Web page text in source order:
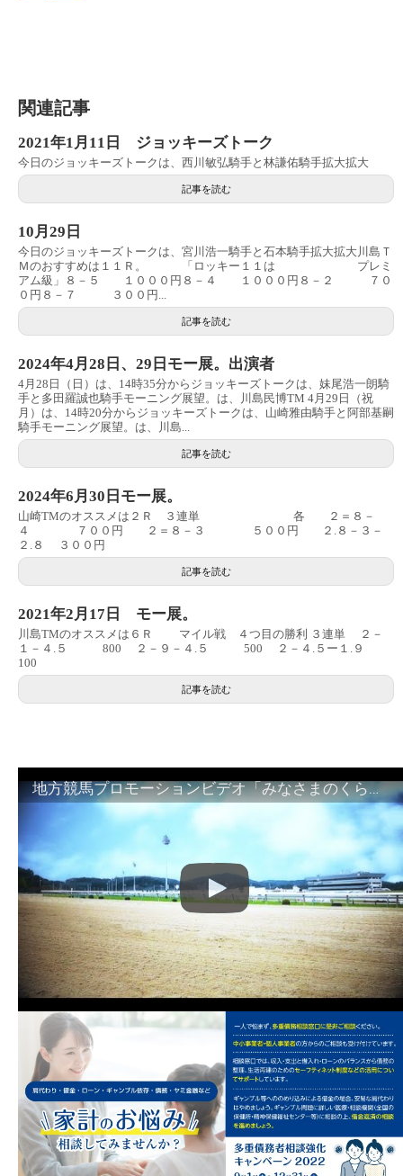
関連記事
2021年1月11日 ジョッキーズトーク
今日のジョッキーズトークは、西川敏弘騎手と林謙佑騎手拡大拡大
記事を読む
10月29日
今日のジョッキーズトークは、宮川浩一騎手と石本騎手拡大拡大川島Ｔ
Ｍのおすすめは１１Ｒ。 「ロッキー１１は プレミ
アム級」８－５ １０００円８－４ １０００円８－２ ７０
０円８－７ ３００円...
記事を読む
2024年4月28日、29日モー展。出演者
4月28日（日）は、14時35分からジョッキーズトークは、妹尾浩一朗騎
手と多田羅誠也騎手モーニング展望。は、川島民博TM 4月29日（祝
月）は、14時20分からジョッキーズトークは、山崎雅由騎手と阿部基嗣
騎手モーニング展望。は、川島...
記事を読む
2024年6月30日モー展。
山崎TMのオススメは２Ｒ ３連単 各 ２＝８－
４ ７００円 ２＝８－３ ５００円 ２.８－３－
２.８ ３００円
記事を読む
2021年2月17日 モー展。
川島TMのオススメは６Ｒ マイル戦 ４つ目の勝利 ３連単 ２－
１－４.５ 800 ２－９－４.５ 500 ２－４.５ー１.９
100
記事を読む
地方競馬プロモーションビデオ「みなさまのくらしのために」30秒篇｜NAR公式